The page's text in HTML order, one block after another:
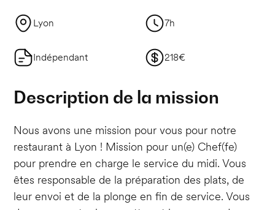
Lyon 7h
Indépendant 218€
Description de la mission
Nous avons une mission pour vous pour notre
restaurant à Lyon ! Mission pour un(e) Chef(fe)
pour prendre en charge le service du midi. Vous
êtes responsable de la préparation des plats, de
leur envoi et de la plonge en fin de service. Vous